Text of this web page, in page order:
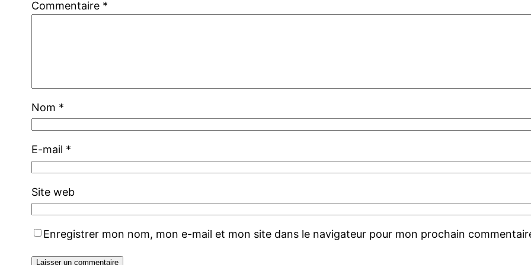
Commentaire *
Nom *
E-mail *
Site web
Enregistrer mon nom, mon e-mail et mon site dans le navigateur pour mon prochain